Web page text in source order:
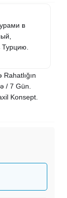
в
/ 7 Gün.
Konsept.